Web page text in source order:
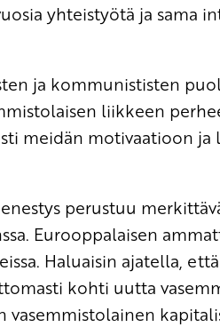
yhteistyötä ja sama
ja kommunististen
liikkeen
meidän motivaatioon
perustuu
Eurooppalaisen
Haluaisin ajatella,
kohti uutta